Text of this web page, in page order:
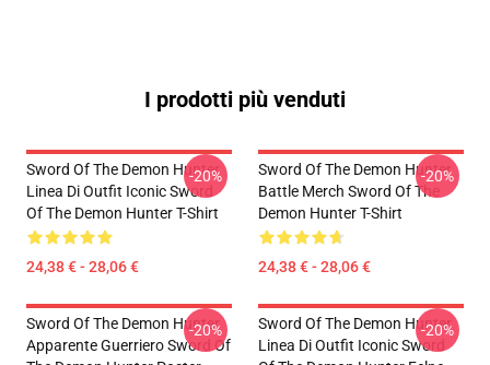
I prodotti più venduti
Sword Of The Demon Hunter
Linea Di Outfit Iconic Sword
Of The Demon Hunter T-Shirt
24,38 € - 28,06 €
-20%
Sword Of The Demon Hunter
Battle Merch Sword Of The
Demon Hunter T-Shirt
24,38 € - 28,06 €
-20%
Sword Of The Demon Hunter
Apparente Guerriero Sword Of
-20%
Sword Of The Demon Hunter
Linea Di Outfit Iconic Sword
-20%